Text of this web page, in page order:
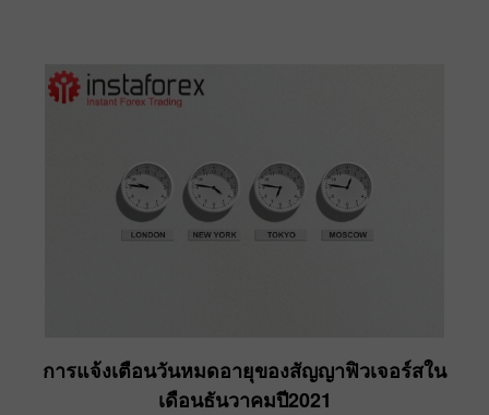
การแจ้งเตือนวันหมดอายุของสัญญาฟิวเจอร์สใน
เดือนธันวาคมปี2021